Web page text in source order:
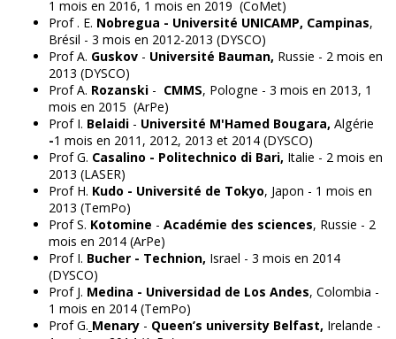
1 mois en 2016, 1 mois en 2019 (CoMet)
Prof . E. Nobregua - Université UNICAMP, Campinas,
Brésil - 3 mois en 2012-2013 (DYSCO)
Prof A. Guskov - Université Bauman, Russie - 2 mois en
2013 (DYSCO)
Prof A. Rozanski - CMMS, Pologne - 3 mois en 2013, 1
mois en 2015 (ArPe)
Prof I. Belaidi - Université M'Hamed Bougara, Algérie
-1 mois en 2011, 2012, 2013 et 2014 (DYSCO)
Prof G. Casalino - Politechnico di Bari, Italie - 2 mois en
2013 (LASER)
Prof H. Kudo - Université de Tokyo, Japon - 1 mois en
2013 (TemPo)
Prof S. Kotomine - Académie des sciences, Russie - 2
mois en 2014 (ArPe)
Prof I. Bucher - Technion, Israel - 3 mois en 2014
(DYSCO)
Prof J. Medina - Universidad de Los Andes, Colombia -
1 mois en 2014 (TemPo)
Prof G. Menary - Queen’s university Belfast, Irelande -